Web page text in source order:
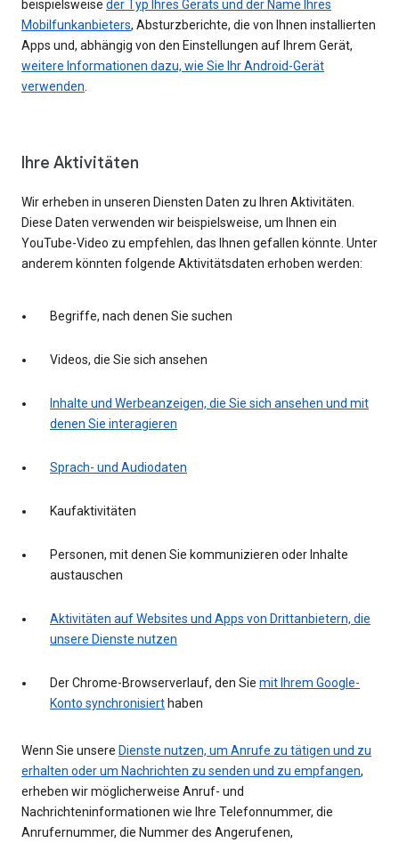
beispielsweise der Typ Ihres Geräts und der Name Ihres
Mobilfunkanbieters, Absturzberichte, die von Ihnen installierten
Apps und, abhängig von den Einstellungen auf Ihrem Gerät,
weitere Informationen dazu, wie Sie Ihr Android-Gerät
verwenden.
Ihre Aktivitäten
Wir erheben in unseren Diensten Daten zu Ihren Aktivitäten.
Diese Daten verwenden wir beispielsweise, um Ihnen ein
YouTube-Video zu empfehlen, das Ihnen gefallen könnte. Unter
anderem könnten folgende Aktivitätsdaten erhoben werden:
Begriffe, nach denen Sie suchen
Videos, die Sie sich ansehen
Inhalte und Werbeanzeigen, die Sie sich ansehen und mit
denen Sie interagieren
Sprach- und Audiodaten
Kaufaktivitäten
Personen, mit denen Sie kommunizieren oder Inhalte
austauschen
Aktivitäten auf Websites und Apps von Drittanbietern, die
unsere Dienste nutzen
Der Chrome-Browserverlauf, den Sie mit Ihrem Google-
Konto synchronisiert haben
Wenn Sie unsere Dienste nutzen, um Anrufe zu tätigen und zu
erhalten oder um Nachrichten zu senden und zu empfangen,
erheben wir möglicherweise Anruf- und
Nachrichteninformationen wie Ihre Telefonnummer, die
Anrufernummer, die Nummer des Angerufenen,